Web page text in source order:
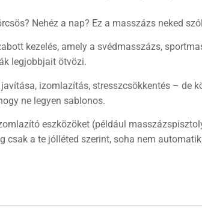
Nehéz a nap? Ez a masszázs neked
kezelés, amely a svédmasszázs,
legjobbjait ötvözi.
izomlazítás, stresszcsökkentés – de
ne legyen sablonos.
eszközöket (például
csak a te jólléted szerint, soha nem